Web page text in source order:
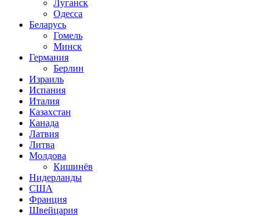
Луганск
Одесса
Беларусь
Гомель
Минск
Германия
Берлин
Израиль
Испания
Италия
Казахстан
Канада
Латвия
Литва
Молдова
Кишинёв
Нидерланды
США
Франция
Швейцария